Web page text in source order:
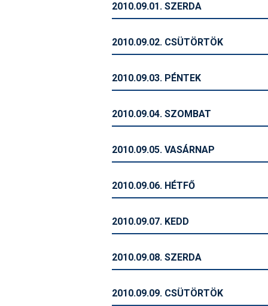
2010.09.01. SZERDA
2010.09.02. CSÜTÖRTÖK
2010.09.03. PÉNTEK
2010.09.04. SZOMBAT
2010.09.05. VASÁRNAP
2010.09.06. HÉTFŐ
2010.09.07. KEDD
2010.09.08. SZERDA
2010.09.09. CSÜTÖRTÖK